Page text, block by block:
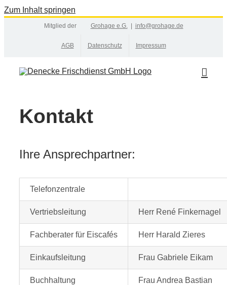
Zum Inhalt springen
Mitglied der Grohage e.G. info@grohage.de
AGB Datenschutz Impressum
Kontakt
Ihre Ansprechpartner:
Telefonzentrale
Vertriebsleitung Herr René Finkernagel
Fachberater für Eiscafés Herr Harald Zieres
Einkaufsleitung Frau Gabriele Eikam
Buchhaltung Frau Andrea Bastian